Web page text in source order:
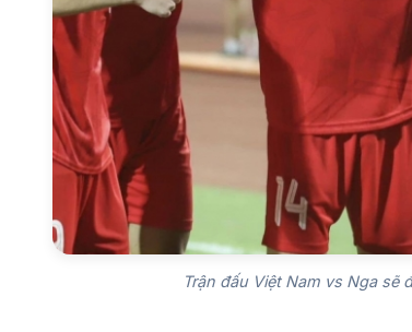
Trận đấu Việt Nam vs Nga sẽ